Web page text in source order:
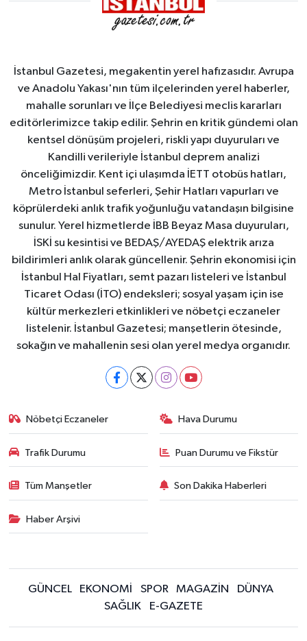
İstanbul Gazetesi, megakentin yerel hafızasıdır. Avrupa
ve Anadolu Yakası'nın tüm ilçelerinden yerel haberler,
mahalle sorunları ve İlçe Belediyesi meclis kararları
editörlerimizce takip edilir. Şehrin en kritik gündemi olan
kentsel dönüşüm projeleri, riskli yapı duyuruları ve
Kandilli verileriyle İstanbul deprem analizi
önceliğimizdir. Kent içi ulaşımda İETT otobüs hatları,
Metro İstanbul seferleri, Şehir Hatları vapurları ve
köprülerdeki anlık trafik yoğunluğu vatandaşın bilgisine
sunulur. Yerel hizmetlerde İBB Beyaz Masa duyuruları,
İSKİ su kesintisi ve BEDAŞ/AYEDAŞ elektrik arıza
bildirimleri anlık olarak güncellenir. Şehrin ekonomisi için
İstanbul Hal Fiyatları, semt pazarı listeleri ve İstanbul
Ticaret Odası (İTO) endeksleri; sosyal yaşam için ise
kültür merkezleri etkinlikleri ve nöbetçi eczaneler
listelenir. İstanbul Gazetesi; manşetlerin ötesinde,
sokağın ve mahallenin sesi olan yerel medya organıdır.
Nöbetçi Eczaneler Hava Durumu
Trafik Durumu Puan Durumu ve Fikstür
Tüm Manşetler Son Dakika Haberleri
Haber Arşivi
GÜNCEL EKONOMİ SPOR MAGAZİN
DÜNYA
SAĞLIK
E-GAZETE